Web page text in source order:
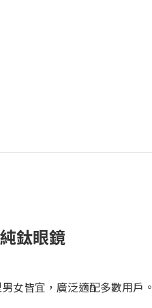
鈦眼鏡
女皆宜，廣泛適配多數用戶。